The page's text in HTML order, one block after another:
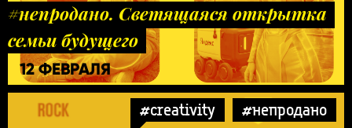
#непродано. Светящаяся открытка
семьи будущего
12 ФЕВРАЛЯ
#creativity
#непродано